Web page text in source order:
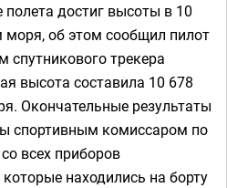
достиг высоты в 10
об этом сообщил пилот
трекера
высота составила 10 678
Окончательные результаты
спортивным комиссаром по
всех приборов
находились на борту